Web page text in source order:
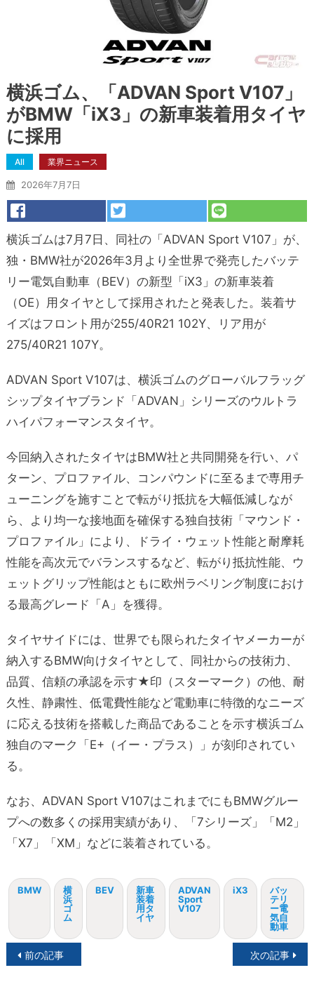
横浜ゴム、「ADVAN Sport V107」
がBMW「iX3」の新車装着用タイヤ
に採用
All 業界ニュース
2026年7月7日
横浜ゴムは7月7日、同社の「ADVAN Sport V107」が、
独・BMW社が2026年3月より全世界で発売したバッテ
リー電気自動車（BEV）の新型「iX3」の新車装着
（OE）用タイヤとして採用されたと発表した。装着サ
イズはフロント用が255/40R21 102Y、リア用が
275/40R21 107Y。
ADVAN Sport V107は、横浜ゴムのグローバルフラッグ
シップタイヤブランド「ADVAN」シリーズのウルトラ
ハイパフォーマンスタイヤ。
今回納入されたタイヤはBMW社と共同開発を行い、パ
ターン、プロファイル、コンパウンドに至るまで専用チ
ューニングを施すことで転がり抵抗を大幅低減しなが
ら、より均一な接地面を確保する独自技術「マウンド・
プロファイル」により、ドライ・ウェット性能と耐摩耗
性能を高次元でバランスするなど、転がり抵抗性能、ウ
ェットグリップ性能はともに欧州ラベリング制度におけ
る最高グレード「A」を獲得。
タイヤサイドには、世界でも限られたタイヤメーカーが
納入するBMW向けタイヤとして、同社からの技術力、
品質、信頼の承認を示す★印（スターマーク）の他、耐
久性、静粛性、低電費性能など電動車に特徴的なニーズ
に応える技術を搭載した商品であることを示す横浜ゴム
独自のマーク「E+（イー・プラス）」が刻印されてい
る。
なお、ADVAN Sport V107はこれまでにもBMWグルー
プへの数多くの採用実績があり、「7シリーズ」「M2」
「X7」「XM」などに装着されている。
BMW
横
浜
ゴ
ム
BEV
新車
装着
用タ
イヤ
ADVAN
Sport
V107
iX3
バッ
テリ
ー電
気自
動車
投前の記事 次の記事